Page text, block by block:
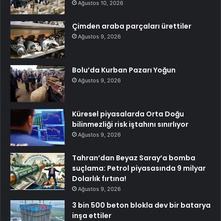
Ağustos 10, 2026
Çimden araba parçaları ürettiler
Ağustos 9, 2026
Bolu’da Kurban Pazarı Yoğun
Ağustos 9, 2026
Küresel piyasalarda Orta Doğu
bilinmezliği risk iştahını sınırlıyor
Ağustos 9, 2026
Tahran’dan Beyaz Saray’a bomba
suçlama: Petrol piyasasında 9 milyar
Dolarlık fırtına!
Ağustos 9, 2026
3 bin 500 beton blokla dev bir batarya
inşa ettiler